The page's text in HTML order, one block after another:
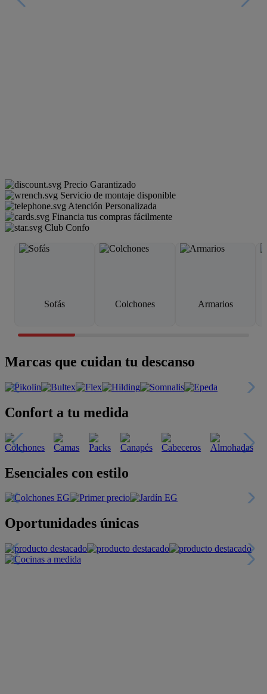
Precio Garantizado
Servicio de montaje disponible
Atención Personalizada
Financia tus compras fácilmente
Club Confo
Sofás Colchones Armarios
Marcas que cuidan tu descanso
Confort a tu medida
Esenciales con estilo
Oportunidades únicas